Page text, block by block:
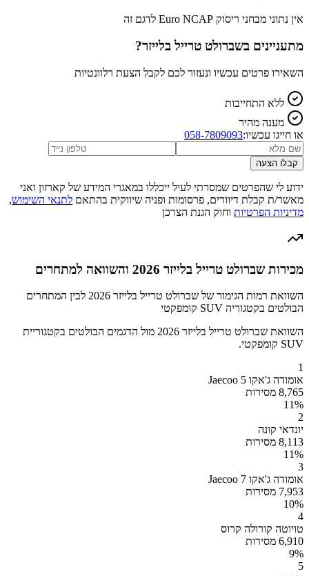
אין נתוני מבחני ריסוק Euro NCAP לדגם זה
מתעניינים בשברולט טרייל בלייזר?
השאירו פרטים עכשיו ונעזור לכם לקבל הצעת רלוונטיות
ללא התחייבות
מענה מהיר
או חייגו עכשיו:058-7809093
קבלו הצעה
ידוע לי שהפרטים שמסרתי לעיל ייכללו במאגרי המידע של קארזון ואני
מאשר/ת קבלת דיוורים, פרסומות ופניה שיווקית בהתאם לתנאי השימוש,
מדיניות הפרטיות וחוק הגנת הצרכן
מכירות שברולט טרייל בלייזר 2026 והשוואה למתחרים
השוואת רמות הגימור של שברולט טרייל בלייזר 2026 לבין המתחרים
הבולטים בקטגוריה SUV קומפקטי
השוואת שברולט טרייל בלייזר 2026 מול הדגמים הבולטים בקטגוריית
SUV קומפקטי.
1
אומודה ג'אקו Jaecoo 5
8,765 מסירות
11%
2
יונדאי קונה
8,113 מסירות
11%
3
אומודה ג'אקו Jaecoo 7
7,953 מסירות
10%
4
טויוטה קורולה קרוס
6,910 מסירות
9%
5